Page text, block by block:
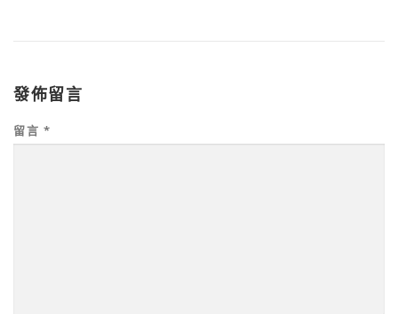
發佈留言
留言 *